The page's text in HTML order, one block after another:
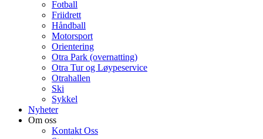
Fotball
Friidrett
Håndball
Motorsport
Orientering
Otra Park (overnatting)
Otra Tur og Løypeservice
Otrahallen
Ski
Sykkel
Nyheter
Om oss
Kontakt Oss